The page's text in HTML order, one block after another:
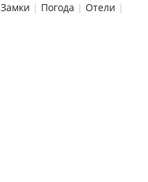
Замки | Погода | Отели |